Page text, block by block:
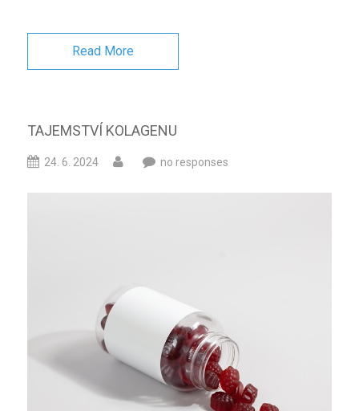
Read More
TAJEMSTVÍ KOLAGENU
24. 6. 2024 no responses